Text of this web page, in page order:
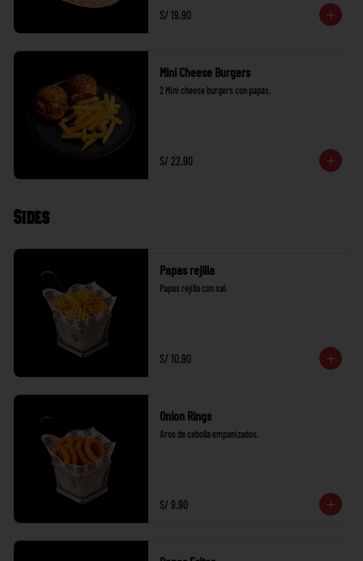
S/ 19.90
Mini Cheese Burgers
2 Mini cheese burgers con papas.
S/ 22.90
Sides
Papas rejilla
Papas rejilla con sal.
S/ 10.90
Onion Rings
Aros de cebolla empanizados.
S/ 9.90